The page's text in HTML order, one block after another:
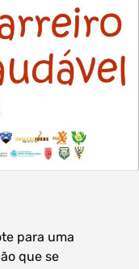
para uma
que se